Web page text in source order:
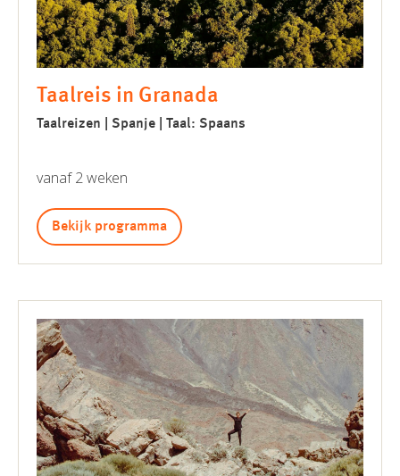
Taalreis in Granada
Taalreizen | Spanje | Taal: Spaans
vanaf 2 weken
Bekijk programma